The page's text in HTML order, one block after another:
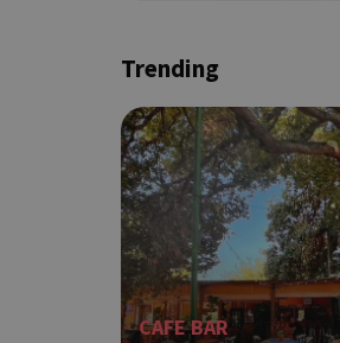
Trending
CAFE BAR